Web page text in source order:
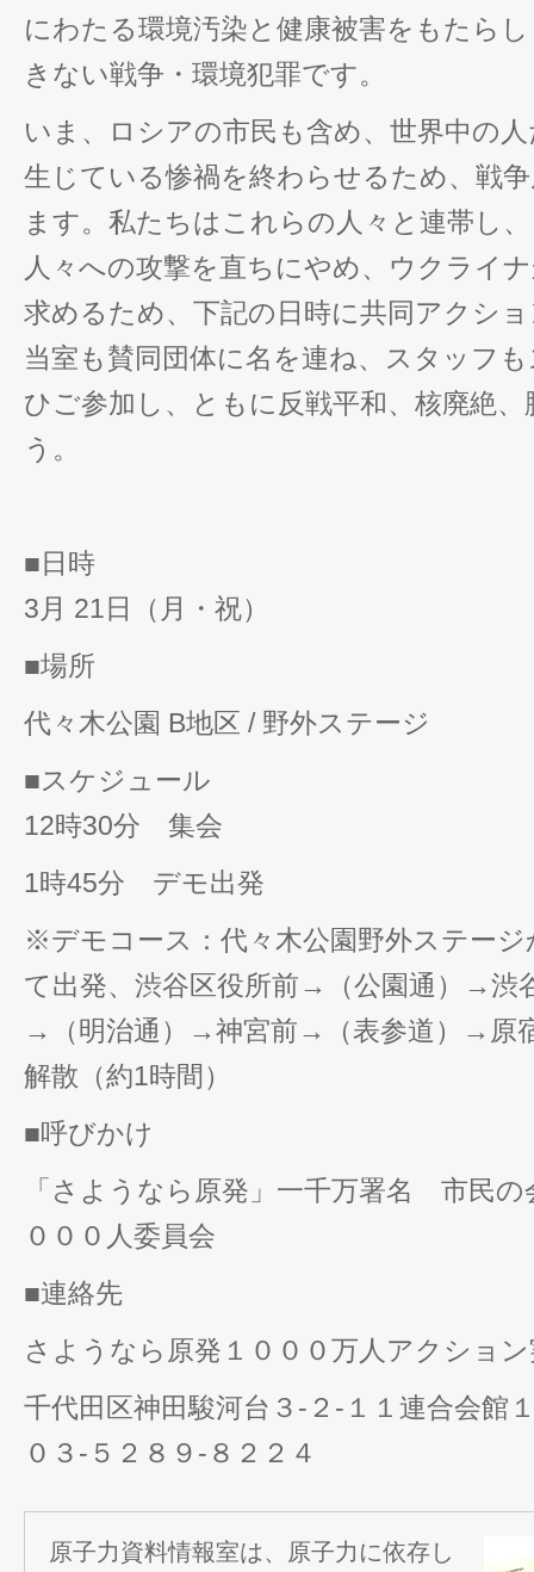
にわたる環境汚染と健康被害をもたら
きない戦争・環境犯罪です。
いま、ロシアの市民も含め、世界中の
生じている惨禍を終わらせるため、戦
ます。私たちはこれらの人々と連帯し
人々への攻撃を直ちにやめ、ウクライ
求めるため、下記の日時に共同アクシ
当室も賛同団体に名を連ね、スタッフ
ひご参加し、ともに反戦平和、核廃絶
う。
■日時
3月 21日（月・祝）
■場所
代々木公園 B地区 / 野外ステージ
■スケジュール
12時30分 集会
1時45分 デモ出発
※デモコース：代々木公園野外ステー
て出発、渋谷区役所前→（公園通）→渋
→（明治通）→神宮前→（表参道）→原
解散（約1時間）
■呼びかけ
「さようなら原発」一千万署名 市民
０００人委員会
■連絡先
さようなら原発１０００万人アクショ
千代田区神田駿河台３-２-１１連合会
０３-５２８９-８２２４
原子力資料情報室は、原子力に依存し